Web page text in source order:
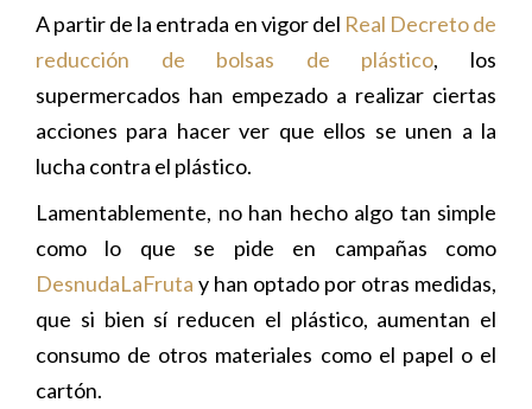
A partir de la entrada en vigor del Real Decreto de
reducción de bolsas de plástico, los
supermercados han empezado a realizar ciertas
acciones para hacer ver que ellos se unen a la
lucha contra el plástico.
Lamentablemente, no han hecho algo tan simple
como lo que se pide en campañas como
DesnudaLaFruta y han optado por otras medidas,
que si bien sí reducen el plástico, aumentan el
consumo de otros materiales como el papel o el
cartón.